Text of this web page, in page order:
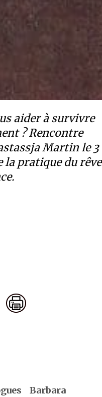
aider à survivre
? Rencontre
Martin le 3
la pratique du rêve
Barbara